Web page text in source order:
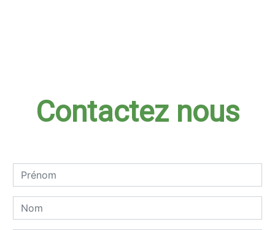
Contactez nous